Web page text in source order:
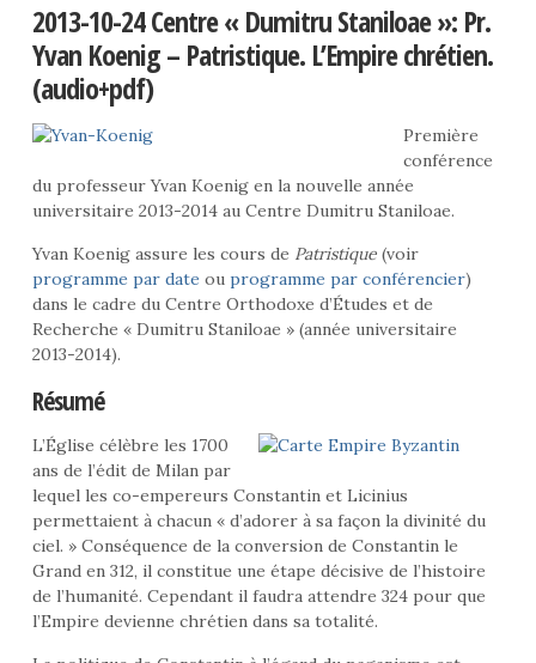
2013-10-24 Centre « Dumitru Staniloae »: Pr.
Yvan Koenig – Patristique. L’Empire chrétien.
(audio+pdf)
Première
conférence
du professeur Yvan Koenig en la nouvelle année
universitaire 2013-2014 au Centre Dumitru Staniloae.
Yvan Koenig assure les cours de Patristique(voir
programme par date ou programme par conférencier)
dans le cadre du Centre Orthodoxe d’Études et de
Recherche « Dumitru Staniloae » (année universitaire
2013-2014).
Résumé
L’Église célèbre les 1700
ans de l’édit de Milan par
lequel les co-empereurs Constantin et Licinius
permettaient à chacun « d’adorer à sa façon la divinité du
ciel. » Conséquence de la conversion de Constantin le
Grand en 312, il constitue une étape décisive de l’histoire
de l’humanité. Cependant il faudra attendre 324 pour que
l’Empire devienne chrétien dans sa totalité.